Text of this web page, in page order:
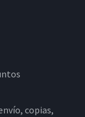
copias,